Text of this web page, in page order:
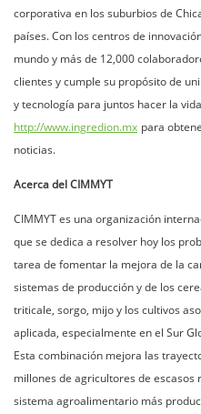
corporativa en los suburbios de
países. Con los centros de
mundo y más de 12,000
clientes y cumple su propósito de
y tecnología para juntos hacer la
http://www.ingredion.mx para
noticias.
Acerca del CIMMYT
CIMMYT es una organización
que se dedica a resolver hoy los
tarea de fomentar la mejora de la
sistemas de producción y de los
triticale, sorgo, mijo y los cultivos
aplicada, especialmente en el Sur
Esta combinación mejora las
millones de agricultores de
sistema agroalimentario más